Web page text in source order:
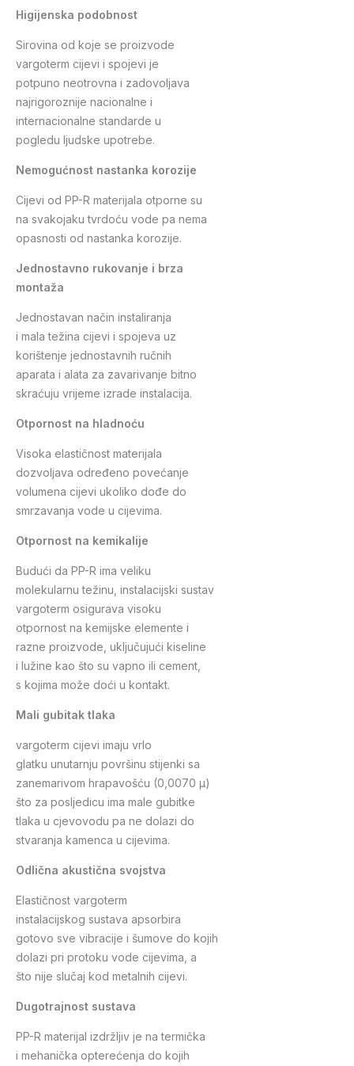
Higijenska podobnost
Sirovina od koje se proizvode
vargoterm cijevi i spojevi je
potpuno neotrovna i zadovoljava
najrigoroznije nacionalne i
internacionalne standarde u
pogledu ljudske upotrebe.
Nemogućnost nastanka korozije
Cijevi od PP-R materijala otporne su
na svakojaku tvrdoću vode pa nema
opasnosti od nastanka korozije.
Jednostavno rukovanje i brza
montaža
Jednostavan način instaliranja
i mala težina cijevi i spojeva uz
korištenje jednostavnih ručnih
aparata i alata za zavarivanje bitno
skraćuju vrijeme izrade instalacija.
Otpornost na hladnoću
Visoka elastičnost materijala
dozvoljava određeno povećanje
volumena cijevi ukoliko dođe do
smrzavanja vode u cijevima.
Otpornost na kemikalije
Budući da PP-R ima veliku
molekularnu težinu, instalacijski sustav
vargoterm osigurava visoku
otpornost na kemijske elemente i
razne proizvode, uključujući kiseline
i lužine kao što su vapno ili cement,
s kojima može doći u kontakt.
Mali gubitak tlaka
vargoterm cijevi imaju vrlo
glatku unutarnju površinu stijenki sa
zanemarivom hrapavošću (0,0070 µ)
što za posljedicu ima male gubitke
tlaka u cjevovodu pa ne dolazi do
stvaranja kamenca u cijevima.
Odlična akustična svojstva
Elastičnost vargoterm
instalacijskog sustava apsorbira
gotovo sve vibracije i šumove do kojih
dolazi pri protoku vode cijevima, a
što nije slučaj kod metalnih cijevi.
Dugotrajnost sustava
PP-R materijal izdržljiv je na termička
i mehanička opterećenja do kojih